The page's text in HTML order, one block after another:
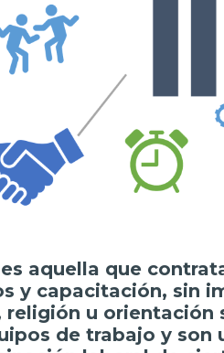
aquella que
y capacitación, sin
u orientación
de trabajo y